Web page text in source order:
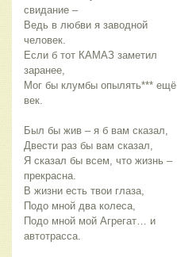
свидание –
Ведь в любви я заводной
человек.
Если б тот КАМАЗ заметил
заранее,
Мог бы клумбы опылять*** ещё
век.
Был бы жив – я б вам сказал,
Двести раз бы вам сказал,
Я сказал бы всем, что жизнь –
прекрасна.
В жизни есть твои глаза,
Подо мной два колеса,
Подо мной мой Агрегат… и
автотрасса.